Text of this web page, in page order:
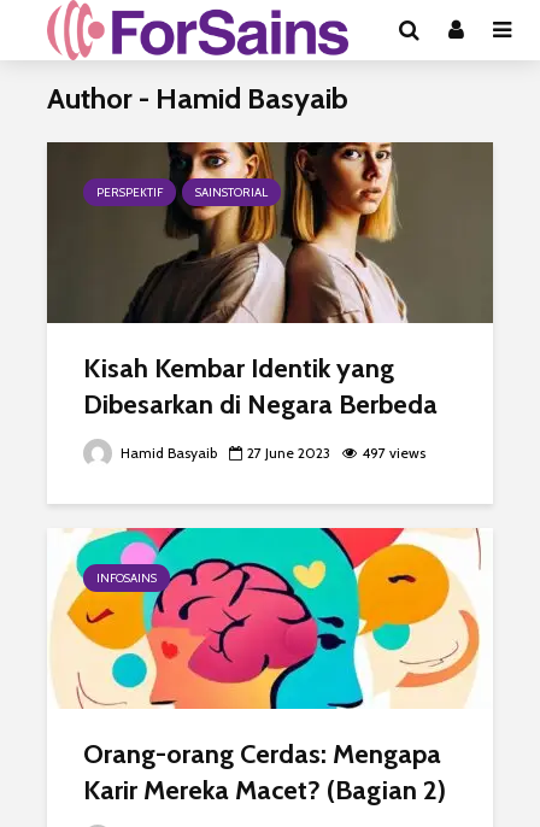
Author - Hamid Basyaib
PERSPEKTIF SAINSTORIAL
Kisah Kembar Identik yang
Dibesarkan di Negara Berbeda
Hamid Basyaib 27 June 2023 497 views
INFOSAINS
Orang-orang Cerdas: Mengapa
Karir Mereka Macet? (Bagian 2)